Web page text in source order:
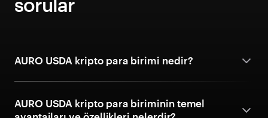
sorular
AURO USDA kripto para birimi nedir?
AURO USDA kripto para biriminin temel